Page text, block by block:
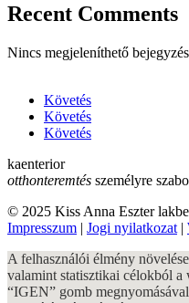
Recent Comments
Nincs megjeleníthető
Követés
Követés
Követés
kaenterior
otthonteremtés személyre
© 2025 Kiss Anna Eszter
Impresszum | Jogi nyilatkozat |
A felhasználói élmény
valamint statisztikai célokból a
“IGEN” gomb